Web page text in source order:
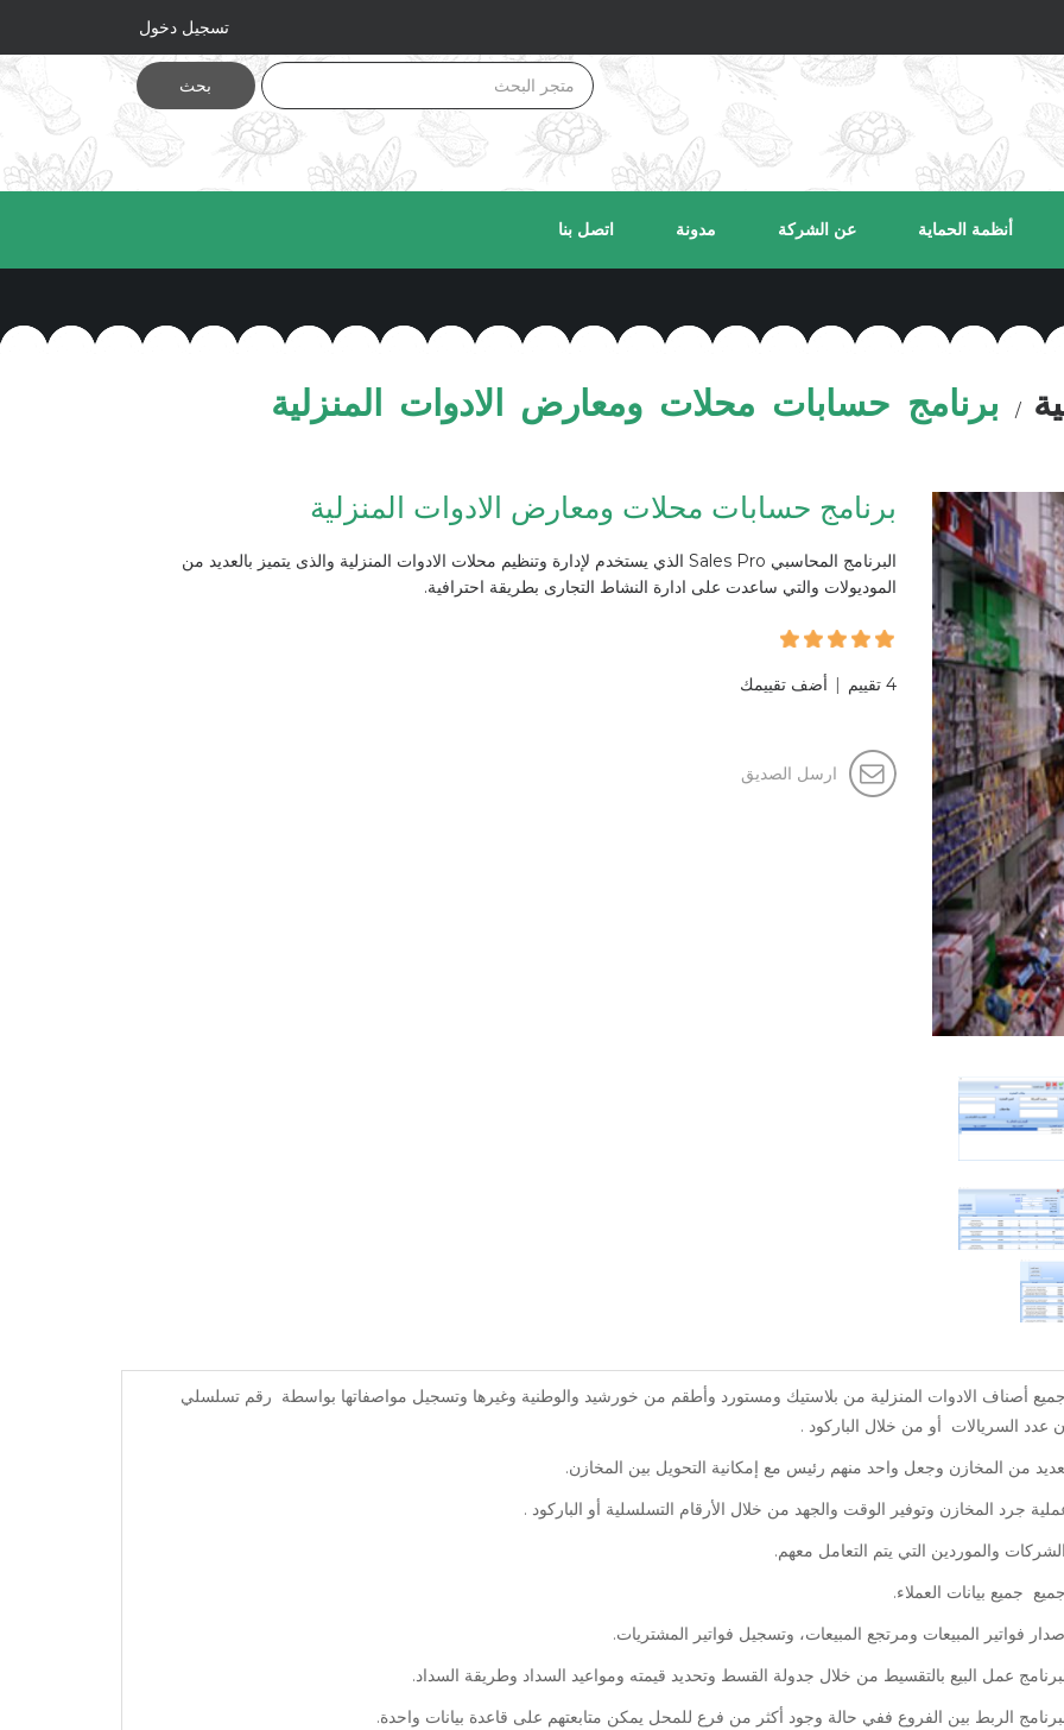
تسجيل دخول
بحث
أنظمة الحماية عن الشركة مدونة اتصل بنا
برنامج حسابات محلات ومعارض الادوات المنزلية
برنامج حسابات محلات ومعارض الادوات المنزلية
البرنامج المحاسبي Sales Pro الذي يستخدم لإدارة وتنظيم محلات الادوات المنزلية والذى يتميز بالعديد من
الموديولات والتي ساعدت على ادارة النشاط التجارى بطريقة احترافية.
4 تقييم | أضف تقييمك
ارسل الصديق
أصناف الادوات المنزلية من بلاستيك ومستورد وأطقم من خورشيد والوطنية وغيرها وتسجيل مواصفاتها بواسطة رقم تسلسلي
عدد السريالات أو من خلال الباركود .
من المخازن وجعل واحد منهم رئيس مع إمكانية التحويل بين المخازن.
جرد المخازن وتوفير الوقت والجهد من خلال الأرقام التسلسلية أو الباركود .
والموردين التي يتم التعامل معهم.
جميع بيانات العملاء.
فواتير المبيعات ومرتجع المبيعات، وتسجيل فواتير المشتريات.
عمل البيع بالتقسيط من خلال جدولة القسط وتحديد قيمته ومواعيد السداد وطريقة السداد.
الربط بين الفروع ففي حالة وجود أكثر من فرع للمحل يمكن متابعتهم على قاعدة بيانات واحدة.